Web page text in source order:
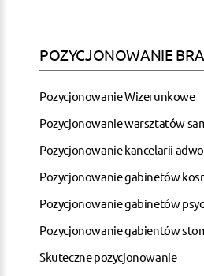
POZYCJONOWANIE
Pozycjonowanie Wizerunkowe
Pozycjonowanie warsztatów
Pozycjonowanie kancelarii
Pozycjonowanie gabinetów
Pozycjonowanie gabinetów
Pozycjonowanie gabientów
Skuteczne pozycjonowanie